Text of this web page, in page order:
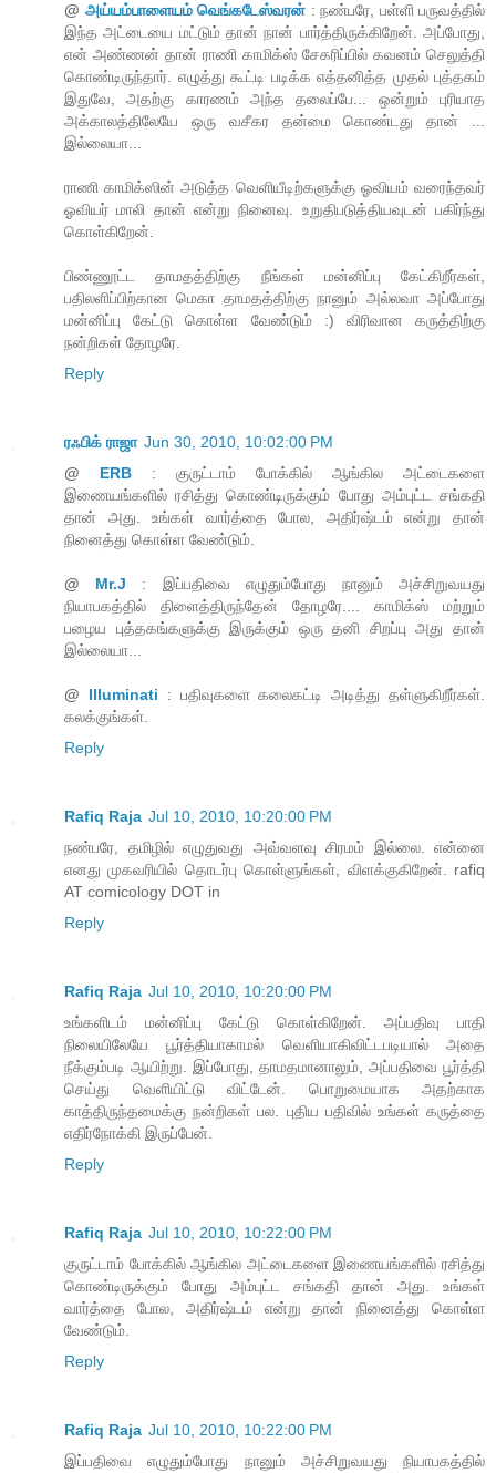
@ அய்யம்பாளையம் வெங்கடேஸ்வரன் : நண்பரே, பள்ளி பருவத்தில்
இந்த அட்டையை மட்டும் தான் நான் பார்த்திருக்கிறேன். அப்போது,
என் அண்ணன் தான் ராணி காமிக்ஸ் சேகரிப்பில் கவனம் செலுத்தி
கொண்டிருந்தார். எழுத்து கூட்டி படிக்க எத்தனித்த முதல் புத்தகம்
இதுவே, அதற்கு காரணம் அந்த தலைப்பே... ஒன்றும் புரியாத
அக்காலத்திலேயே ஒரு வசீகர தன்மை கொண்டது தான் ...
இல்லையா...
ராணி காமிக்ஸின் அடுத்த வெளியீடிற்களுக்கு ஓவியம் வரைந்தவர்
ஓவியர் மாலி தான் என்று நினைவு. உறுதிபடுத்தியவுடன் பகிர்ந்து
கொள்கிறேன்.
பிண்ணூட்ட தாமதத்திற்கு நீங்கள் மன்னிப்பு கேட்கிறீர்கள்,
பதிலளிப்பிற்கான மெகா தாமதத்திற்கு நானும் அல்லவா அப்போது
மன்னிப்பு கேட்டு கொள்ள வேண்டும் :) விரிவான கருத்திற்கு
நன்றிகள் தோழரே.
Reply
ரஃபிக் ராஜா Jun 30, 2010, 10:02:00 PM
@ ERB : குருட்டாம் போக்கில் ஆங்கில அட்டைகளை
இணையங்களில் ரசித்து கொண்டிருக்கும் போது அம்புட்ட சங்கதி
தான் அது. உங்கள் வார்த்தை போல, அதிர்ஷ்டம் என்று தான்
நினைத்து கொள்ள வேண்டும்.
@ Mr.J : இப்பதிவை எழுதும்போது நானும் அச்சிறுவயது
நியாபகத்தில் திளைத்திருந்தேன் தோழரே.... காமிக்ஸ் மற்றும்
பழைய புத்தகங்களுக்கு இருக்கும் ஒரு தனி சிறப்பு அது தான்
இல்லையா...
@ Illuminati : பதிவுகளை கலைகட்டி அடித்து தள்ளுகிறீர்கள்.
கலக்குங்கள்.
Reply
Rafiq Raja Jul 10, 2010, 10:20:00 PM
நண்பரே, தமிழில் எழுதுவது அவ்வளவு சிரமம் இல்லை. என்னை
எனது முகவரியில் தொடர்பு கொள்ளுங்கள், விளக்குகிறேன். rafiq
AT comicology DOT in
Reply
Rafiq Raja Jul 10, 2010, 10:20:00 PM
உங்களிடம் மன்னிப்பு கேட்டு கொள்கிறேன். அப்பதிவு பாதி
நிலையிலேயே பூர்த்தியாகாமல் வெளியாகிவிட்டபடியால் அதை
நீக்கும்படி ஆயிற்று. இப்போது, தாமதமானாலும், அப்பதிவை பூர்த்தி
செய்து வெளியிட்டு விட்டேன். பொறுமையாக அதற்காக
காத்திருந்தமைக்கு நன்றிகள் பல. புதிய பதிவில் உங்கள் கருத்தை
எதிர்நோக்கி இருப்பேன்.
Reply
Rafiq Raja Jul 10, 2010, 10:22:00 PM
குருட்டாம் போக்கில் ஆங்கில அட்டைகளை இணையங்களில் ரசித்து
கொண்டிருக்கும் போது அம்புட்ட சங்கதி தான் அது. உங்கள்
வார்த்தை போல, அதிர்ஷ்டம் என்று தான் நினைத்து கொள்ள
வேண்டும்.
Reply
Rafiq Raja Jul 10, 2010, 10:22:00 PM
இப்பதிவை எழுதும்போது நானும் அச்சிறுவயது நியாபகத்தில்